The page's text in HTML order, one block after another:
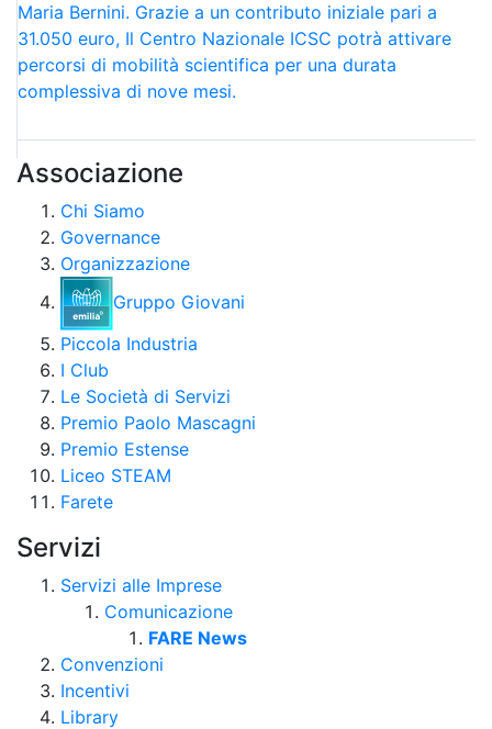
Maria Bernini. Grazie a un contributo iniziale pari a
31.050 euro, Il Centro Nazionale ICSC potrà attivare
percorsi di mobilità scientifica per una durata
complessiva di nove mesi.
Associazione
Chi Siamo
Governance
Organizzazione
Gruppo Giovani
Piccola Industria
I Club
Le Società di Servizi
Premio Paolo Mascagni
Premio Estense
Liceo STEAM
Farete
Servizi
Servizi alle Imprese
Comunicazione
FARE News
Convenzioni
Incentivi
Library